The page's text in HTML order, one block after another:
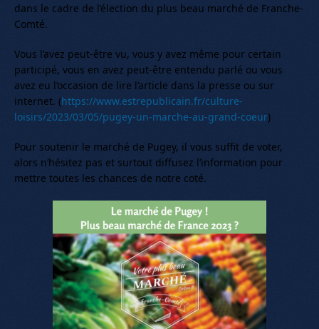
dans le cadre de l’élection du plus beau marché de Franche-
Comté.
Vous l’avez peut-être vu, vous y avez même pour certain
participé, vous en avez peut-être entendu parlé ou vous
avez eu l’occasion de lire l’article dans la presse ou sur
internet. (https://www.estrepublicain.fr/culture-
loisirs/2023/03/05/pugey-un-marche-au-grand-coeur)
Pour soutenir le marché de Pugey, il vous suffit de voter,
alors n’hésitez pas et surtout diffusez l’information pour
mettre toutes les chances de notre coté.